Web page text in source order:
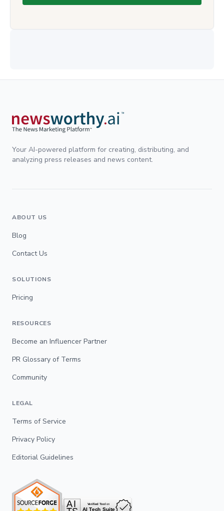
Your AI-powered platform for creating, distributing, and
analyzing press releases and news content.
ABOUT US
Blog
Contact Us
SOLUTIONS
Pricing
RESOURCES
Become an Influencer Partner
PR Glossary of Terms
Community
LEGAL
Terms of Service
Privacy Policy
Editorial Guidelines